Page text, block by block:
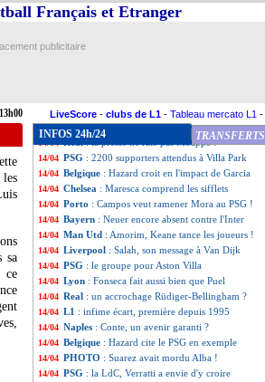
Français et Etranger
publicitaire
LiveScore - clubs de L1 - Tableau mercato L1 -
les
sa
ce
INFOS 24h/24 TRANSFERTS
14/04 Bestikas: l'anecdote folle de Saïss
14/04 Aston Villa : Rogers croit à un exploit
14/04 Francfort
14/04 Lyon: les penalties, Mikautadze s'explique
14/04 Inter Miami: Suarez et la retraite de Messi
: la presse ne rate pas Mbappé !
14/04 PSG : 2200 supporters attendus à Villa Park
14/04 Belgique : Hazard croit en l'impact de Garcia
14/04 Chelsea : Maresca comprend les sifflets
14/04 Porto : Campos veut ramener Mora au PSG !
14/04 Bayern : Neuer encore absent contre l'Inter
14/04 Man Utd : Amorim, Keane tance les joueurs !
14/04 Liverpool : Salah, son message à Van Dijk
14/04 PSG : le groupe pour Aston Villa
14/04 Lyon : Fonseca fait aussi bien que Puel
14/04 Real : un accrochage Rüdiger-Bellingham ?
14/04 L1 : infime écart, première depuis 1995
14/04 Naples : Conte, un avenir garanti ?
14/04 Belgique : Hazard cite le PSG en exemple
14/04 PHOTO : Suarez avait mordu Alba !
14/04 PSG : la LdC, Verratti a envie d'y croire